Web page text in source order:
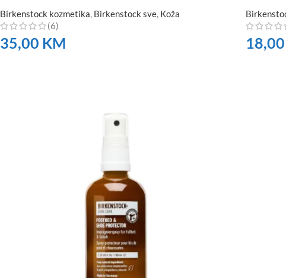
Birkenstock kozmetika, Birkenstock sve, Koža
(6)
35,00 KM